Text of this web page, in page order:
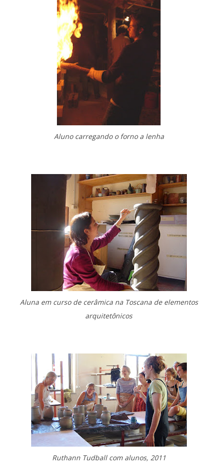
Aluno carregando o forno a lenha
Aluna em curso de cerâmica na Toscana de elementos
arquitetônicos
Ruthann Tudball com alunos, 2011